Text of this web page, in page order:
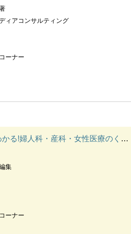
ィアコンサルティング
ーナー
!婦人科・産科・女性医療のくすり 薬局
集
ーナー